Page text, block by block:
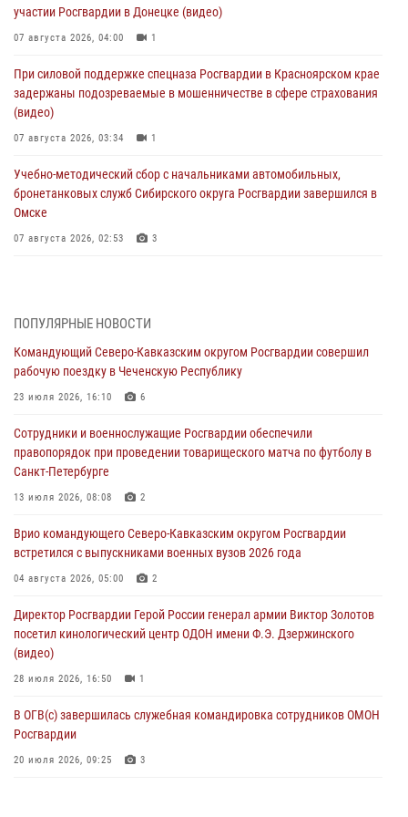
участии Росгвардии в Донецке (видео)
07 августа 2026, 04:00 1
При силовой поддержке спецназа Росгвардии в Красноярском крае
задержаны подозреваемые в мошенничестве в сфере страхования
(видео)
07 августа 2026, 03:34 1
Учебно-методический сбор с начальниками автомобильных,
бронетанковых служб Сибирского округа Росгвардии завершился в
Омске
07 августа 2026, 02:53 3
В Нижнем Новгороде состоялось Всероссийское совещание-
семинар по вопросам развития вневедомственной охраны
06 августа 2026, 14:47 10 1
В Брянске сотрудники и военнослужащие Росгвардии почтили
память Героя России Олега Визнюка
В кинологическом центре Уральского округа Росгвардии почтили
память товарищей, погибших при исполнении воинского долга
В Центральном округе Росгвардии прошли мероприятия к
108‑летию генерала армии И.К. Яковлева
06 августа 2026, 13:24
ПОПУЛЯРНЫЕ НОВОСТИ
Командующий Северо-Кавказским округом Росгвардии совершил
рабочую поездку в Чеченскую Республику
23 июля 2026, 16:10 6
Сотрудники и военнослужащие Росгвардии обеспечили
правопорядок при проведении товарищеского матча по футболу в
Санкт-Петербурге
13 июля 2026, 08:08 2
Врио командующего Северо-Кавказским округом Росгвардии
встретился с выпускниками военных вузов 2026 года
04 августа 2026, 05:00 2
Директор Росгвардии Герой России генерал армии Виктор Золотов
посетил кинологический центр ОДОН имени Ф.Э. Дзержинского
(видео)
28 июля 2026, 16:50 1
В ОГВ(с) завершилась служебная командировка сотрудников ОМОН
Росгвардии
20 июля 2026, 09:25 3